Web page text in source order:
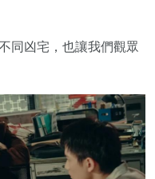
同凶宅，也讓我們觀眾